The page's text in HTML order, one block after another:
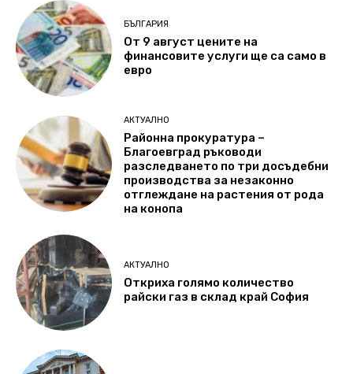
БЪЛГАРИЯ
От 9 август цените на
финансовите услуги ще са само в
евро
АКТУАЛНО
Районна прокуратура –
Благоевград ръководи
разследването по три досъдебни
производства за незаконно
отглеждане на растения от рода
на конопа
АКТУАЛНО
Откриха голямо количество
райски газ в склад край София